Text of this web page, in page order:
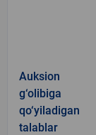
Auksion
g‘olibiga
qo‘yiladigan
talablar